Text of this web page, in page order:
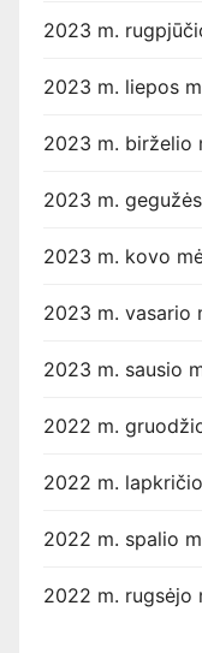
2023 m.
2023 m. liepos
2023 m. birželio
2023 m.
2023 m. kovo
2023 m. vasario
2023 m. sausio
2022 m.
2022 m.
2022 m. spalio
2022 m. rugsėjo